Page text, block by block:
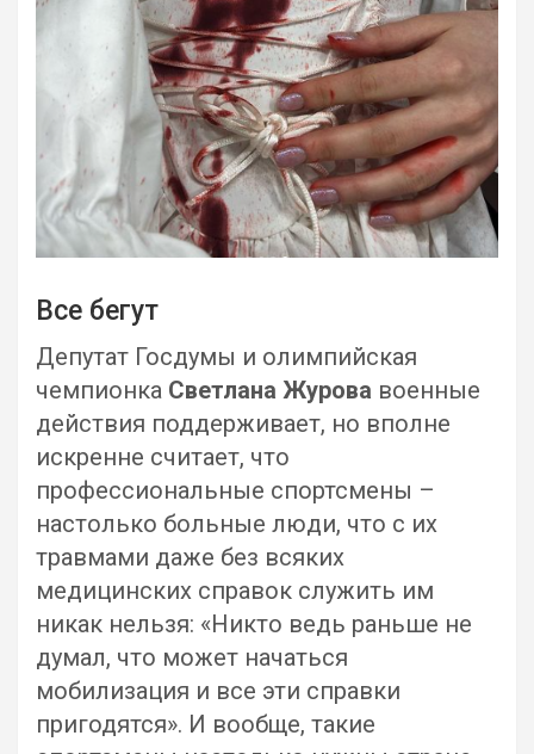
Все бегут
Депутат Госдумы и олимпийская
чемпионка Светлана Журова военные
действия поддерживает, но вполне
искренне считает, что
профессиональные спортсмены –
настолько больные люди, что с их
травмами даже без всяких
медицинских справок служить им
никак нельзя: «Никто ведь раньше не
думал, что может начаться
мобилизация и все эти справки
пригодятся». И вообще, такие